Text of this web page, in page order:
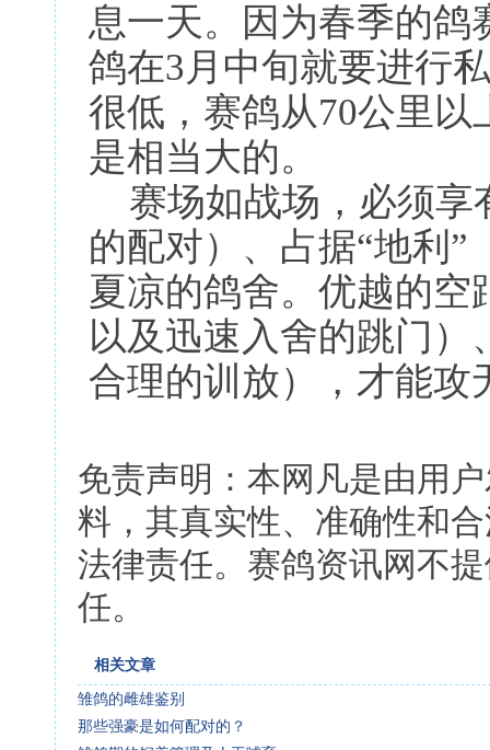
息一天。因为春季的鸽
鸽在3月中旬就要进行
很低，赛鸽从70公里
是相当大的。
赛场如战场，必须享
的配对）、占据“地利
夏凉的鸽舍。优越的空
以及迅速入舍的跳门）
合理的训放），才能攻
免责声明：本网凡是由用
料，其真实性、准确性和
法律责任。赛鸽资讯网不
任。
相关文章
雏鸽的雌雄鉴别
那些强豪是如何配对的？